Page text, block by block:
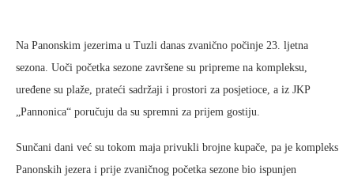
Na Panonskim jezerima u Tuzli danas zvanično počinje 23. ljetna
sezona. Uoči početka sezone završene su pripreme na kompleksu,
uređene su plaže, prateći sadržaji i prostori za posjetioce, a iz JKP
„Pannonica“ poručuju da su spremni za prijem gostiju.
Sunčani dani već su tokom maja privukli brojne kupače, pa je kompleks
Panonskih jezera i prije zvaničnog početka sezone bio ispunjen